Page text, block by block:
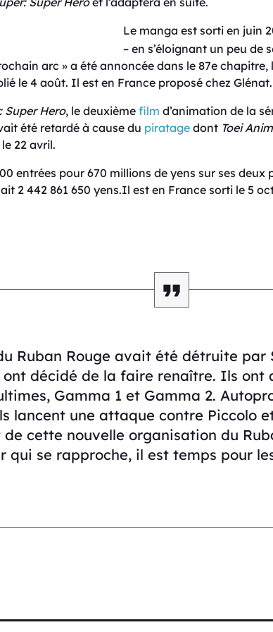
Le manga est sorti en juin
– en s’éloignant un peu de
arc » a été annoncée dans le 87e chapitre,
le 4 août. Il est en France proposé chez Glénat.
Super Hero, le deuxième film d’animation de la
été retardé à cause du piratage dont Toei
22 avril.
entrées pour 670 millions de yens sur ses deux
2 442 861 650 yens.Il est en France sorti le 5
Ruban Rouge avait été détruite par
décidé de la faire renaître. Ils ont
Gamma 1 et Gamma 2.
lancent une attaque contre Piccolo
cette nouvelle organisation du
qui se rapproche, il est temps pour